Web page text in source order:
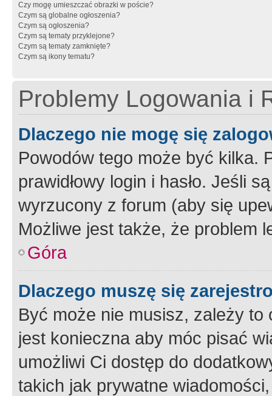
Czy mogę umieszczać obrazki w poście?
Czym są globalne ogłoszenia?
Czym są ogłoszenia?
Czym są tematy przyklejone?
Czym są tematy zamknięte?
Czym są ikony tematu?
Problemy Logowania i
Dlaczego nie mogę się
Powodów tego może być kilka.
prawidłowy login i hasło. Jeśli
wyrzucony z forum (aby się
Możliwe jest także, że problem
Góra
Dlaczego muszę się
Być może nie musisz, zależy
jest konieczna aby móc pisać
umożliwi Ci dostęp do
takich jak prywatne